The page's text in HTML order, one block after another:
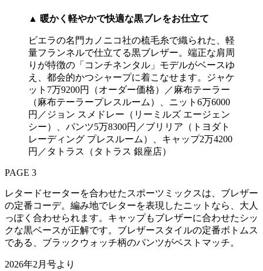
▲ 暖かく軽やかで快適な黒ブレをお仕立て
ビエラの名門カノニコ社の梳毛糸で織られた、軽
量フランネルで仕立てる黒ブレザー。端正な肩周
りが特徴の「コンチネンタル」モデルがベースゆ
え、都会的かつシャープに着こなせます。ジャケ
ット7万9200円（オーダー価格）／麻布テーラー
（麻布テーラープレスルーム）、ニット6万6000
円／ジョン スメドレー（リーミルズ エージェン
シー）、パンツ5万8300円／ブリリア（トヨダト
レーディング プレスルーム）、キャップ2万4200
円／タトラス（タトラス 銀座店）
PAGE 3
レタードセーターを合わせたスポーツミックスは、ブレザー
の定番コーデ。編み地でレターを表現したニットなら、大人
っぽく合わせられます。キャップもブレザーに合わせたシッ
クな黒ベースが正解です。ブレザースタイルの定番ボトムス
である、ブラックウォッチ柄のパンツがベストマッチ。
2026年2月号より